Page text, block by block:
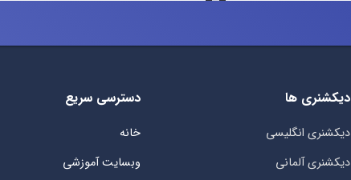
دیکشنری ها
دیکشنری انگلیسی
دیکشنری آلمانی
دسترسی سریع
خانه
وبسایت آموزشی